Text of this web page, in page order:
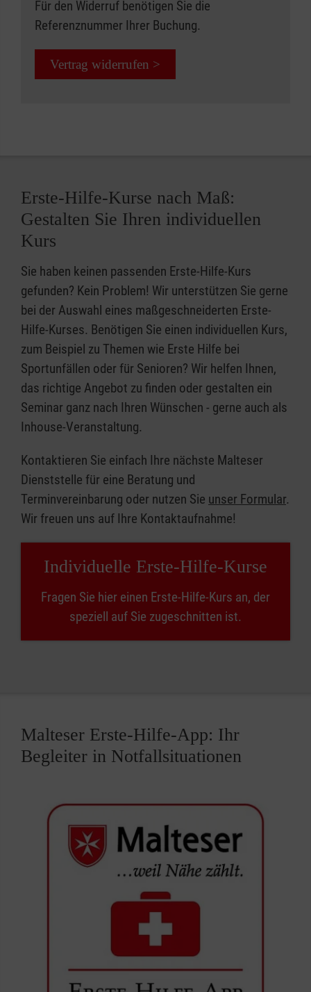
Für den Widerruf benötigen Sie die
Referenznummer Ihrer Buchung.
Vertrag widerrufen >
Erste-Hilfe-Kurse nach Maß:
Gestalten Sie Ihren individuellen
Kurs
Sie haben keinen passenden Erste-Hilfe-Kurs
gefunden? Kein Problem! Wir unterstützen Sie gerne
bei der Auswahl eines maßgeschneiderten Erste-
Hilfe-Kurses. Benötigen Sie einen individuellen Kurs,
zum Beispiel zu Themen wie Erste Hilfe bei
Sportunfällen oder für Senioren? Wir helfen Ihnen,
das richtige Angebot zu finden oder gestalten ein
Seminar ganz nach Ihren Wünschen - gerne auch als
Inhouse-Veranstaltung.
Kontaktieren Sie einfach Ihre nächste Malteser
Dienststelle für eine Beratung und
Terminvereinbarung oder nutzen Sie unser Formular.
Wir freuen uns auf Ihre Kontaktaufnahme!
Individuelle Erste-Hilfe-Kurse
Fragen Sie hier einen Erste-Hilfe-Kurs an, der
speziell auf Sie zugeschnitten ist.
Malteser Erste-Hilfe-App: Ihr
Begleiter in Notfallsituationen